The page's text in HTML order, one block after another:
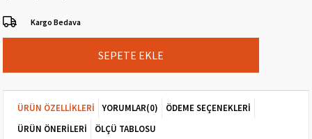
Kargo Bedava
ÜRÜN ÖZELLIKLERI YORUMLAR(0)
ÖDEME SEÇENEKLERI
ÜRÜN ÖNERILERI
ÖLÇÜ TABLOSU